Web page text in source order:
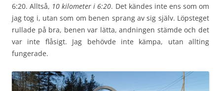
6:20. Alltså, 10 kilometer i 6:20. Det kändes inte ens som om
jag tog i, utan som om benen sprang av sig själv. Löpsteget
rullade på bra, benen var lätta, andningen stämde och det
var inte flåsigt. Jag behövde inte kämpa, utan allting
fungerade.